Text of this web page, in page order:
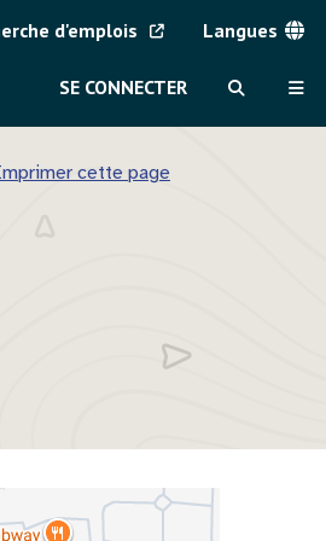
d'emplois Langues
Menu
MVAJC
SE CONNECTER
cette page